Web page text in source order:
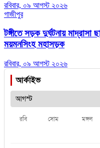
রবিবার, ০৯ আগস্ট ২০২৬
গাজীপুর
টঙ্গীতে সড়ক দুর্ঘটনায়
ময়মনসিংহ মহাসড়ক
রবিবার, ০৯ আগস্ট ২০২৬
আর্কাইভ
রবি সোম মঙ্গল